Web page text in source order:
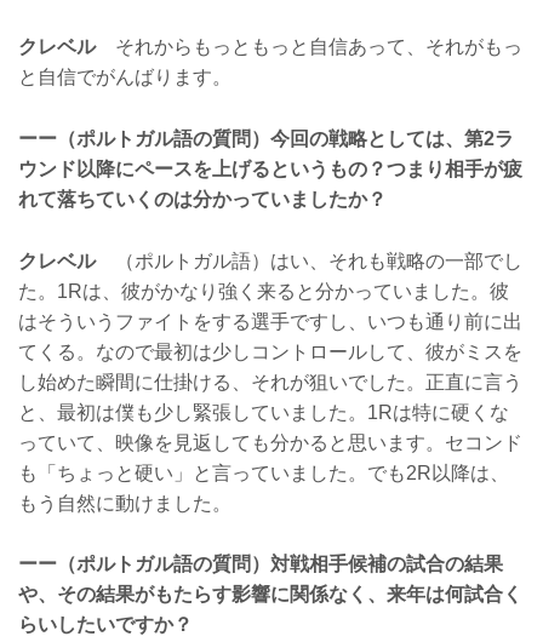
クレベルそれからもっともっと自信あって、それがもっ
と自信でがんばります。
ーー（ポルトガル語の質問）今回の戦略としては、第2ラ
ウンド以降にペースを上げるというもの？つまり相手が疲
れて落ちていくのは分かっていましたか？
クレベル（ポルトガル語）はい、それも戦略の一部でし
た。1Rは、彼がかなり強く来ると分かっていました。彼
はそういうファイトをする選手ですし、いつも通り前に出
てくる。なので最初は少しコントロールして、彼がミスを
し始めた瞬間に仕掛ける、それが狙いでした。正直に言う
と、最初は僕も少し緊張していました。1Rは特に硬くな
っていて、映像を見返しても分かると思います。セコンド
も「ちょっと硬い」と言っていました。でも2R以降は、
もう自然に動けました。
ーー（ポルトガル語の質問）対戦相手候補の試合の結果
や、その結果がもたらす影響に関係なく、来年は何試合く
らいしたいですか？